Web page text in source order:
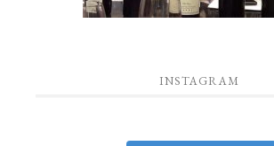
INSTAGRAM